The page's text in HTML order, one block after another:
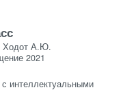
Ходот А.Ю.
2021
интеллектуальными